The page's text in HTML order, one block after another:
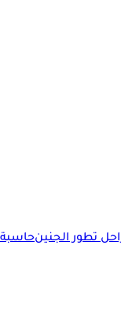
تطور الجنينحاسبة